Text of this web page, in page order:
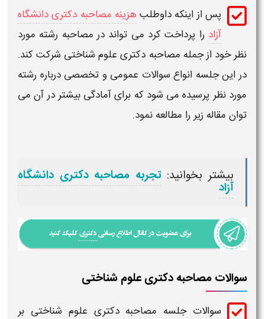
پس از اینکه داوطلب هزینه مصاحبه دکتری دانشگاه
آزاد را پرداخت کرد می تواند در مصاحبه رشته مورد
نظر خود از جمله مصاحبه دکتری علوم شناختی شرکت کند.
در این جلسه انواعسوالات عمومی و تخصصی درباره رشته
مورد نظر پرسیده می شود که برای آمادگی بیشتر در آن می
توان مقاله زیر را مطالعه نمود.
بیشتر بخوانید: تجربه مصاحبه دکتری دانشگاه
آزاد
سوالات مصاحبه دکتری علوم شناختی
سوالات جلسه مصاحبه دکتری علوم شناختی بر